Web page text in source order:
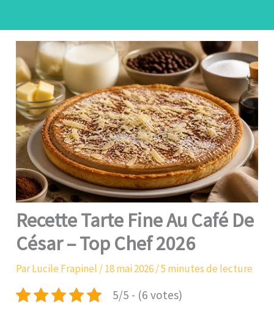
Recette Tarte Fine Au Café De
César – Top Chef 2026
ParLucile Frapinel /18 mai 2026/5 minutes de lecture
5/5 - (6 votes)